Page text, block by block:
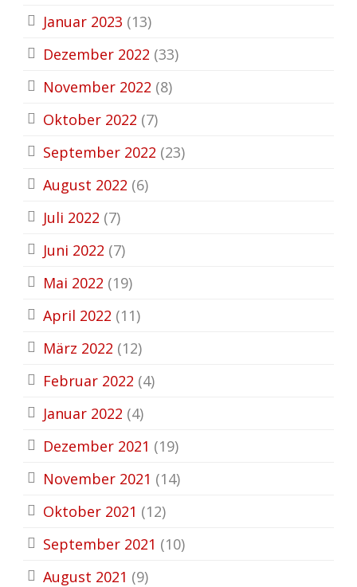
Januar 2023 (13)
Dezember 2022 (33)
November 2022 (8)
Oktober 2022 (7)
September 2022 (23)
August 2022 (6)
Juli 2022 (7)
Juni 2022 (7)
Mai 2022 (19)
April 2022 (11)
März 2022 (12)
Februar 2022 (4)
Januar 2022 (4)
Dezember 2021 (19)
November 2021 (14)
Oktober 2021 (12)
September 2021 (10)
August 2021 (9)